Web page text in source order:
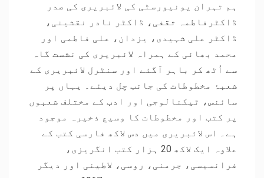
ہم تہران یونیورسٹی کی لائبریری کی صدر
ڈاکٹرفاطمہ ثقفی، ڈاکٹر نادر نقشینی،
ڈاکٹر علی شہیدی، یزدان، علی فاطمی اور
محمد بھائی کے ہمراہ لائبریری کی نشست گاہ
سے اُٹھ کر باہر آگئے اور سنٹرل لائبریری کے
شعبۂ مخطوطات کی جانب چل دیئے۔ یہاں پر
سائنس، ٹیکنالوجی اور ادب کے مختلف شعبوں
پر کتب اور مخطوطات کا وسیع ذخیرہ موجود
ہے۔ اس لائبریری میں دس لاکھ فارسی کتب کے
علاوہ ایک لاکھ 20 ہزار کتب انگریزی،
فرانسیسی، جرمنی، روسی، لاطینی اور دیگر